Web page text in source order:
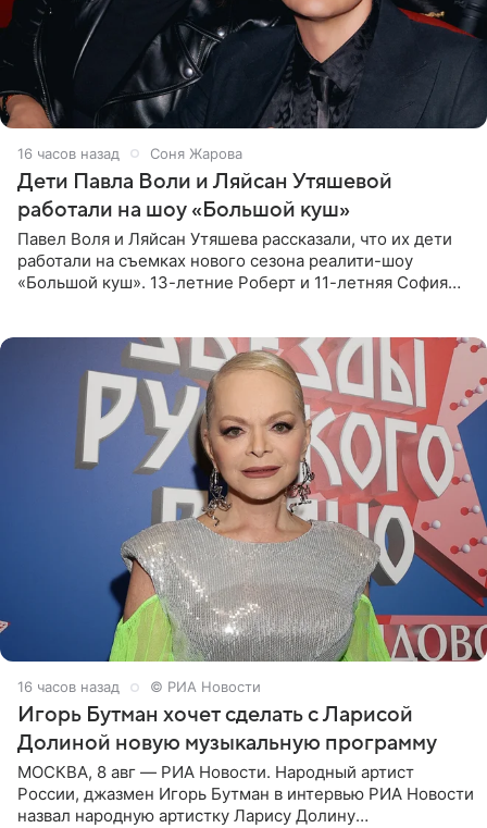
16 часов назад Соня Жарова
Дети Павла Воли и Ляйсан Утяшевой
работали на шоу «Большой куш»
Павел Воля и Ляйсан Утяшева рассказали, что их дети
работали на съемках нового сезона реалити-шоу
«Большой куш». 13-летние Роберт и 11-летняя София
16 часов назад © РИА Новости
Игорь Бутман хочет сделать с Ларисой
Долиной новую музыкальную программу
МОСКВА, 8 авг — РИА Новости. Народный артист
России, джазмен Игорь Бутман в интервью РИА Новости
назвал народную артистку Ларису Долину